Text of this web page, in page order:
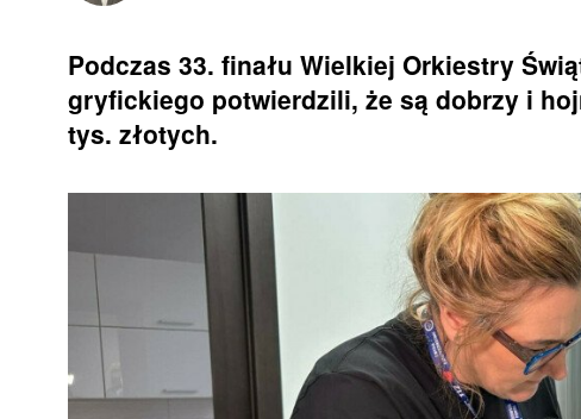
Podczas 33. finału Wielkiej Orkiestry
gryfickiego potwierdzili, że są dobrzy i
tys. złotych.